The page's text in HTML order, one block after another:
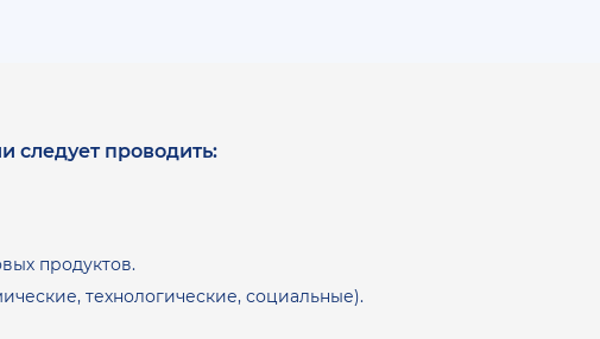
следует проводить:
продуктов.
технологические, социальные).